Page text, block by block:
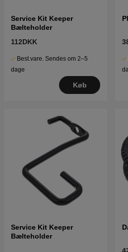
Service Kit Keeper
Bælteholder
112DKK
Best.vare. Sendes om 2–5
dage
Køb
Service Kit Keeper
Bælteholder